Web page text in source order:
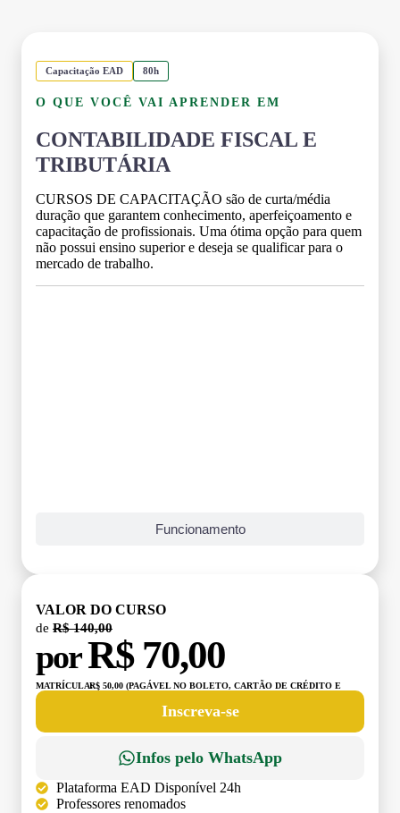
Capacitação EAD 80h
O QUE VOCÊ VAI APRENDER EM
CONTABILIDADE FISCAL E
TRIBUTÁRIA
CURSOS DE CAPACITAÇÃO são de curta/média
duração que garantem conhecimento, aperfeiçoamento e
capacitação de profissionais. Uma ótima opção para quem
não possui ensino superior e deseja se qualificar para o
mercado de trabalho.
Funcionamento
VALOR DO CURSO
de R$ 140,00
porR$ 70,00
MATRÍCULA:R$ 50,00 (PAGÁVEL NO BOLETO, CARTÃO DE CRÉDITO E
Inscreva-se
Infos pelo WhatsApp
Plataforma EAD Disponível 24h
Professores renomados